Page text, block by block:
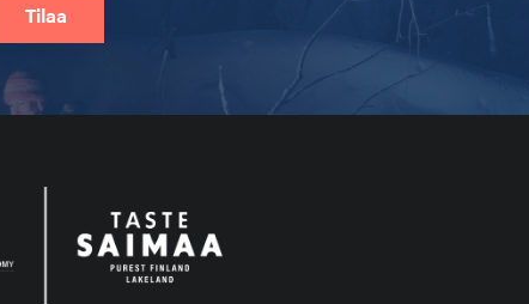
Tilaa